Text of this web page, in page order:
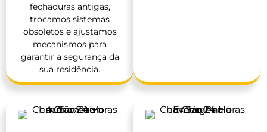
fechaduras antigas,
trocamos sistemas
obsoletos e ajustamos
mecanismos para
garantir a segurança da
sua residência.